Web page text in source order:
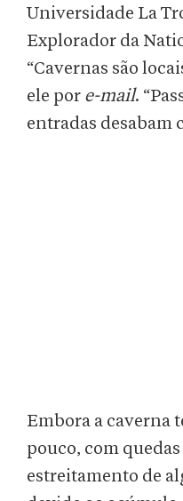
Universidade La
Explorador da
“Cavernas são
ele por e-mail.
entradas desabam
Embora a caverna
pouco, com quedas
estreitamento de